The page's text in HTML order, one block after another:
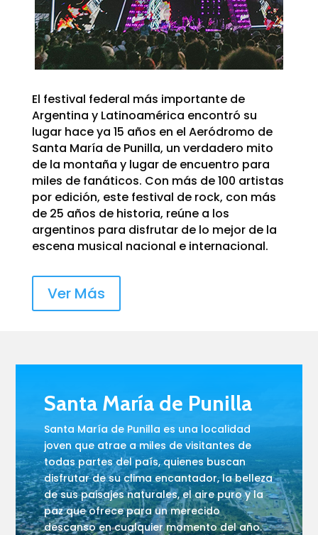
El festival federal más importante de
Argentina y Latinoamérica encontró su
lugar hace ya 15 años en el Aeródromo de
Santa María de Punilla, un verdadero mito
de la montaña y lugar de encuentro para
miles de fanáticos. Con más de 100 artistas
por edición, este festival de rock, con más
de 25 años de historia, reúne a los
argentinos para disfrutar de lo mejor de la
escena musical nacional e internacional.
Ver Más
Santa María de Punilla
Santa María de Punilla es una localidad
joven que atrae a miles de visitantes de
todas partes del país, quienes buscan
disfrutar de su clima encantador, la belleza
de sus paisajes naturales, el aire puro y la
paz que ofrece para un merecido
descanso en cualquier momento del año.